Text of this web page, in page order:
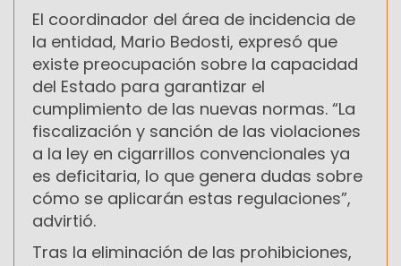
El coordinador del área de incidencia de
la entidad, Mario Bedosti, expresó que
existe preocupación sobre la capacidad
del Estado para garantizar el
cumplimiento de las nuevas normas. “La
fiscalización y sanción de las violaciones
a la ley en cigarrillos convencionales ya
es deficitaria, lo que genera dudas sobre
cómo se aplicarán estas regulaciones”,
advirtió.
Tras la eliminación de las prohibiciones,